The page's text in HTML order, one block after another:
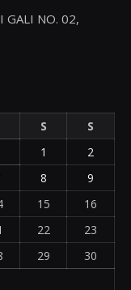
GALI NO. 02,
S
S
1
2
8
9
15
16
22
23
29
30